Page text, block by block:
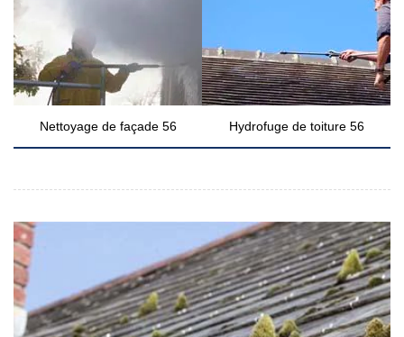
Nettoyage de façade 56 Hydrofuge de toiture 56